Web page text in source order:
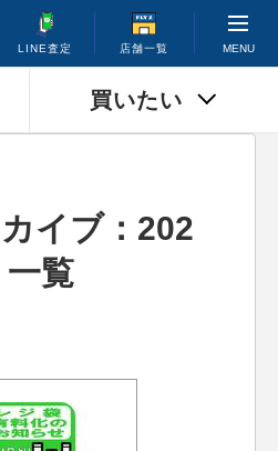
LINE査定 店舗一覧 MENU
買いたい
カイブ：202
一覧